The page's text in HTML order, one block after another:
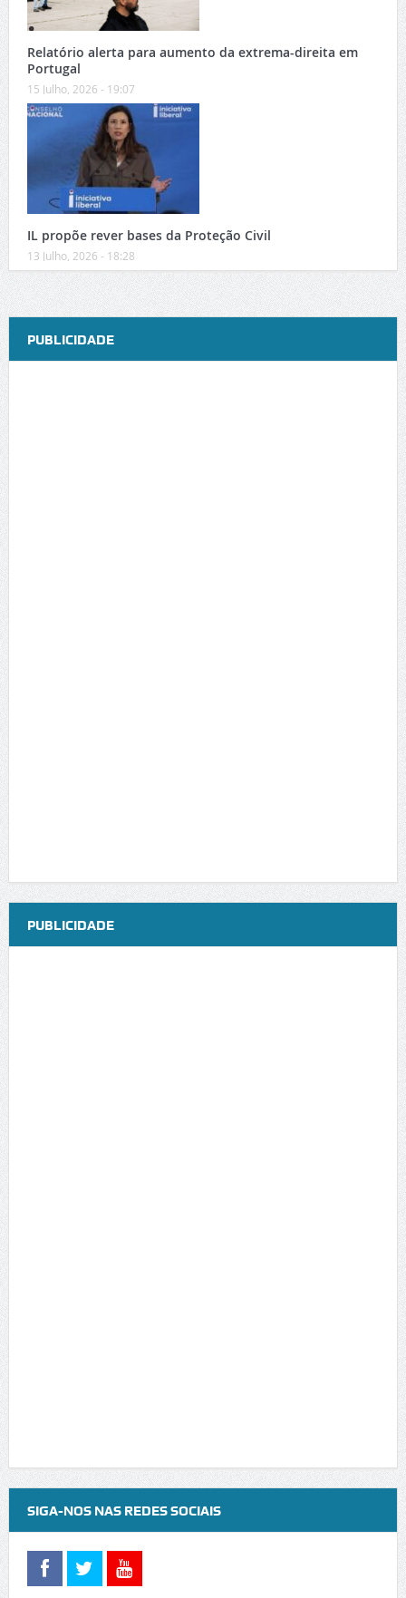
Relatório alerta para aumento da extrema-direita em
Portugal
15 Julho, 2026 - 19:07
IL propõe rever bases da Proteção Civil
13 Julho, 2026 - 18:28
PUBLICIDADE
PUBLICIDADE
SIGA-NOS NAS REDES SOCIAIS